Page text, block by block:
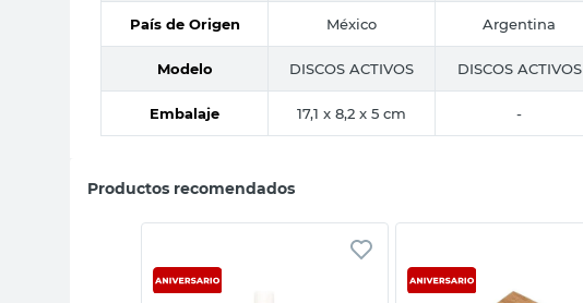
País de Origen México Argentina
Modelo DISCOS ACTIVOS DISCOS ACTIVOS
Embalaje 17,1 x 8,2 x 5 cm -
Productos recomendados